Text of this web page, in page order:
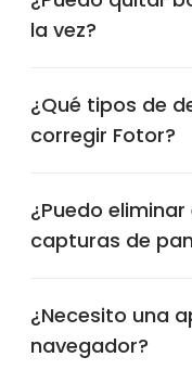
la vez?
¿Qué tipos de
corregir Fotor?
¿Puedo
capturas de
¿Necesito una
navegador?